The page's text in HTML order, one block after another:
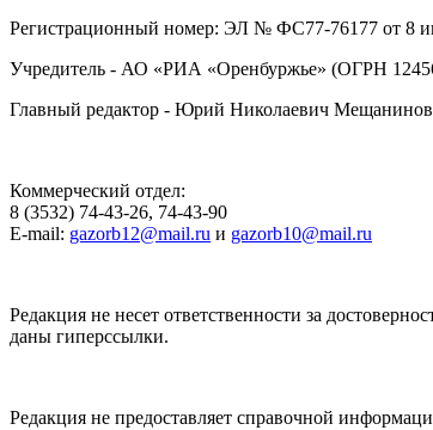
Регистрационный номер: ЭЛ № ФС77-76177 от 8
Учредитель - АО «РИА «Оренбуржье» (ОГРН
Главный редактор - Юрий Николаевич
Коммерческий отдел:
8 (3532) 74-43-26, 74-43-90
E-mail: gazorb12@mail.ru и gazorb10@mail.ru
Редакция не несет ответственности за
даны гиперссылки.
Редакция не предоставляет справочной